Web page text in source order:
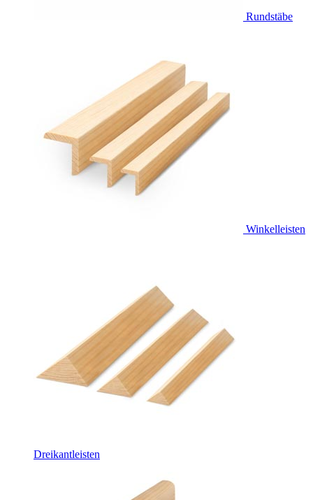
Rundstäbe
Winkelleisten
Dreikantleisten